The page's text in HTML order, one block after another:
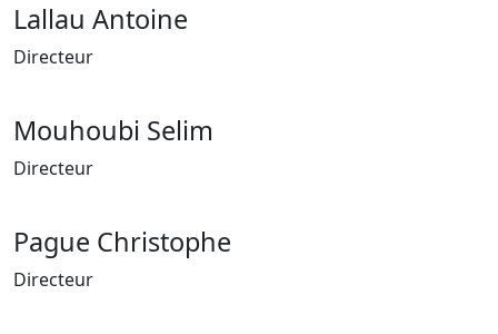
Lallau Antoine
Directeur
Mouhoubi Selim
Directeur
Pague Christophe
Directeur